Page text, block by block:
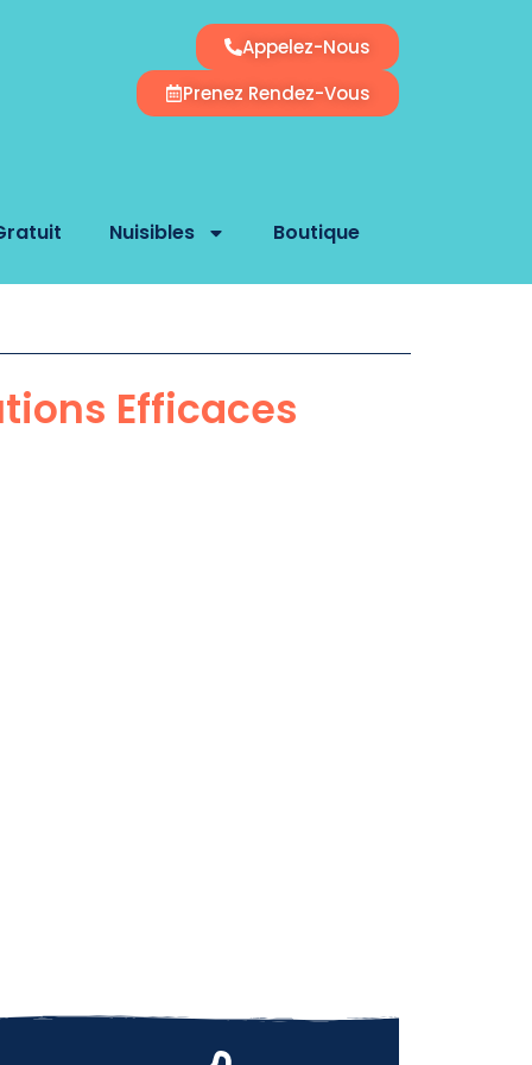
Appelez-Nous
Prenez Rendez-Vous
Nuisibles Boutique
Efficaces